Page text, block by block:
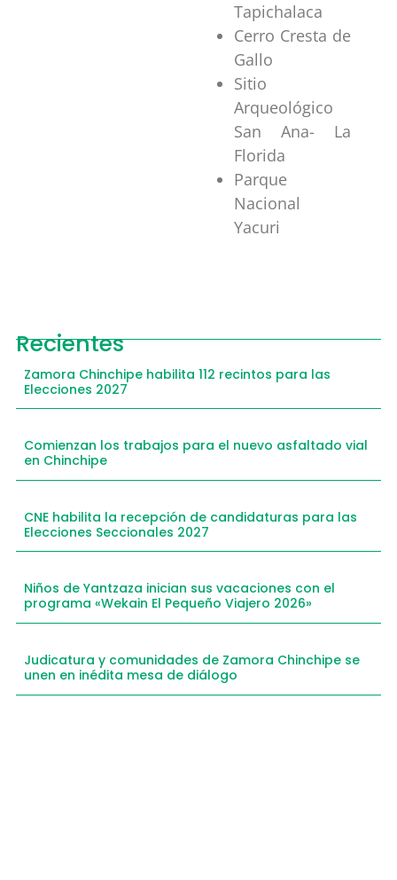
Tapichalaca
Cerro Cresta de
Gallo
Sitio
Arqueológico
San Ana- La
Florida
Parque
Nacional
Yacuri
Recientes
Zamora Chinchipe habilita 112 recintos para las
Elecciones 2027
Comienzan los trabajos para el nuevo asfaltado vial
en Chinchipe
CNE habilita la recepción de candidaturas para las
Elecciones Seccionales 2027
Niños de Yantzaza inician sus vacaciones con el
programa «Wekain El Pequeño Viajero 2026»
Judicatura y comunidades de Zamora Chinchipe se
unen en inédita mesa de diálogo